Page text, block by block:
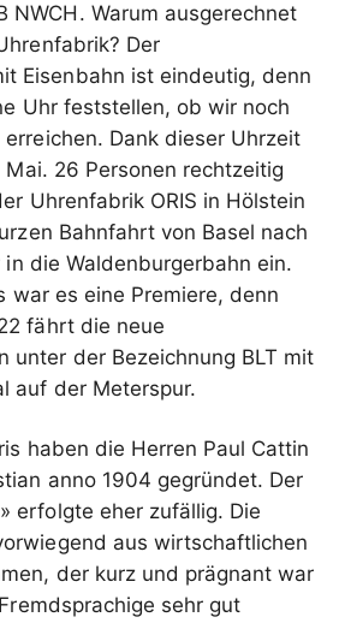
NWCH. Warum ausgerechnet
Der
Eisenbahn ist eindeutig, denn
Uhr feststellen, ob wir noch
Dank dieser Uhrzeit
26 Personen rechtzeitig
Uhrenfabrik ORIS in Hölstein
Bahnfahrt von Basel nach
die Waldenburgerbahn ein.
war es eine Premiere, denn
fährt die neue
unter der Bezeichnung BLT mit
auf der Meterspur.
haben die Herren Paul Cattin
anno 1904 gegründet. Der
erfolgte eher zufällig. Die
aus wirtschaftlichen
der kurz und prägnant war
sehr gut